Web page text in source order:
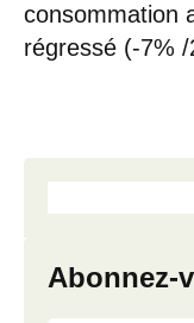
consommation
régressé (-7% /
Abonnez-